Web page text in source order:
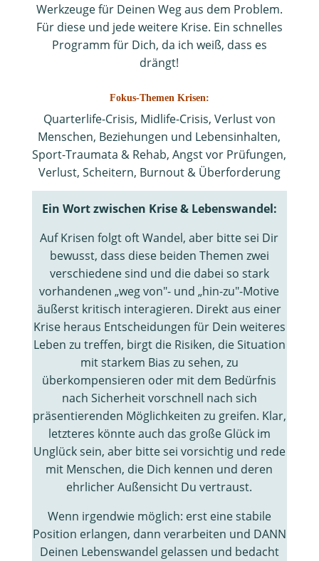
Werkzeuge für Deinen Weg aus dem Problem.
Für diese und jede weitere Krise. Ein schnelles
Programm für Dich, da ich weiß, dass es
drängt!
Fokus-Themen Krisen:
Quarterlife-Crisis, Midlife-Crisis, Verlust von
Menschen, Beziehungen und Lebensinhalten,
Sport-Traumata & Rehab, Angst vor Prüfungen,
Verlust, Scheitern, Burnout & Überforderung
Ein Wort zwischen Krise & Lebenswandel:
Auf Krisen folgt oft Wandel, aber bitte sei Dir
bewusst, dass diese beiden Themen zwei
verschiedene sind und die dabei so stark
vorhandenen „weg von"- und „hin-zu"-Motive
äußerst kritisch interagieren. Direkt aus einer
Krise heraus Entscheidungen für Dein weiteres
Leben zu treffen, birgt die Risiken, die Situation
mit starkem Bias zu sehen, zu
überkompensieren oder mit dem Bedürfnis
nach Sicherheit vorschnell nach sich
präsentierenden Möglichkeiten zu greifen. Klar,
letzteres könnte auch das große Glück im
Unglück sein, aber bitte sei vorsichtig und rede
mit Menschen, die Dich kennen und deren
ehrlicher Außensicht Du vertraust.
Wenn irgendwie möglich: erst eine stabile
Position erlangen, dann verarbeiten und DANN
Deinen Lebenswandel gelassen und bedacht